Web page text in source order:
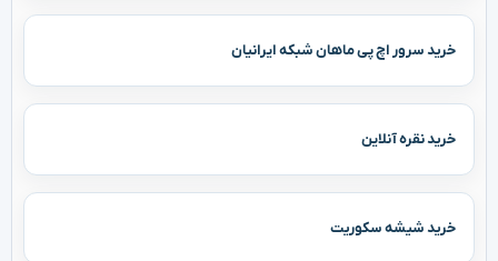
خرید سرور اچ پی ماهان شبکه ایرانیان
خرید نقره آنلاین
خرید شیشه سکوریت